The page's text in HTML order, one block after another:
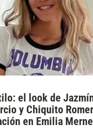
el look de
y Chiquito
en Emilia